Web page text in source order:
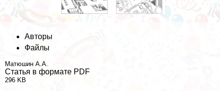
Авторы
Файлы
Матюшин А.А.
Статья в формате PDF
296 KB